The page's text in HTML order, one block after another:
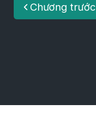
Chương trước